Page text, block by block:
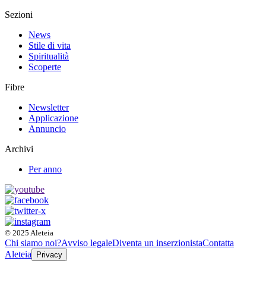
Sezioni
News
Stile di vita
Spiritualità
Scoperte
Fibre
Newsletter
Applicazione
Annuncio
Archivi
Per anno
© 2025 Aleteia
Chi siamo noi?Avviso legaleDiventa un inserzionistaContatta
Aleteia
Privacy